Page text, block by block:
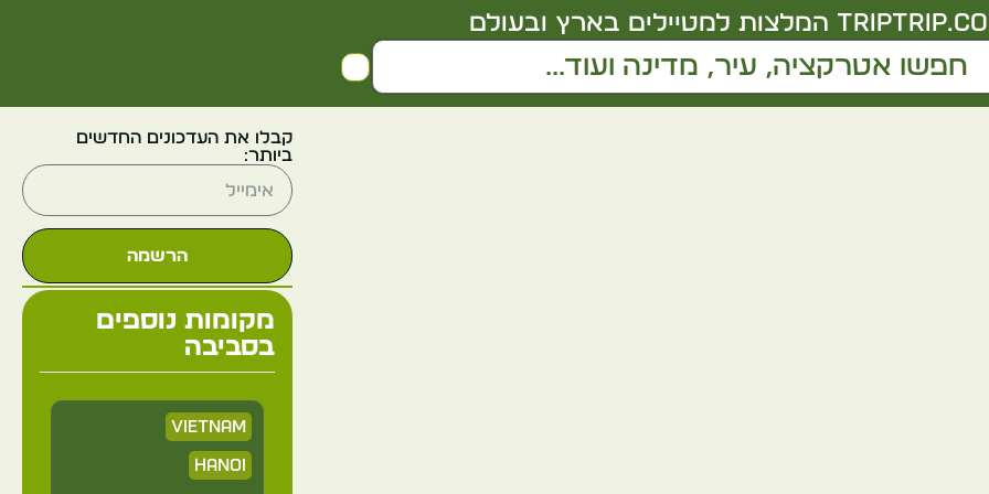
המלצות למטיילים בארץ ובעולם
קבלו את העדכונים החדשים
ביותר:
הרשמה
מקומות נוספים
בסביבה
Vietnam
Hanoi